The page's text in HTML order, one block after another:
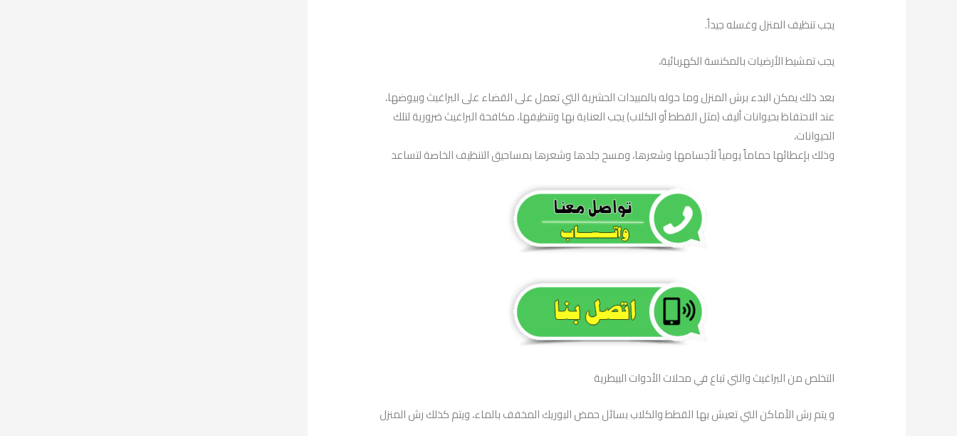
يجب تنظيف المنزل وغسله جيداً.
يجب تمشيط الأرضيات بالمكنسة الكهربائية،
بعد ذلك يمكن البدء برش المنزل وما حوله بالمبيدات الحشرية التي تعمل على القضاء على البراغيث وبيوضها،
عند الاحتفاظ بحيوانات أليف (مثل القطط أو الكلاب) يجب العناية بها وتنظيفها، مكافحة البراغيث ضرورية لتلك
الحيوانات،
وذلك بإعطائها حماماً يومياً لأجسامها وشعرها، ومسح جلدها وشعرها بمساحيق التنظيف الخاصة لتساعد
التخلص من البراغيث والتي تباع في محلات الأدوات البيطرية
و يتم رش الأماكن التي تعيش بها القطط والكلاب بسائل حمض البوريك المخفف بالماء، ويتم كذلك رش المنزل